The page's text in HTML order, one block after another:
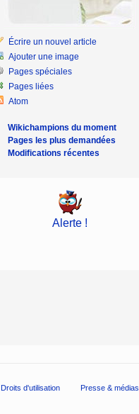
Écrire un nouvel article
Ajouter une image
Pages spéciales
Pages liées
Atom
Wikichampions du moment
Pages les plus demandées
Modifications récentes
Alerte !
Droits d'utilisation Presse & médias